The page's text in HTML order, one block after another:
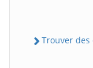
Trouver des